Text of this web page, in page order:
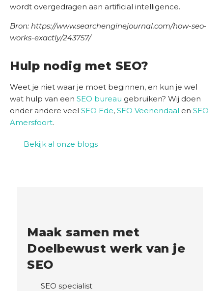
wordt overgedragen aan artificial intelligence.
Bron: https://www.searchenginejournal.com/how-seo-
works-exactly/243757/
Hulp nodig met SEO?
Weet je niet waar je moet beginnen, en kun je wel
wat hulp van een SEO bureau gebruiken? Wij doen
onder andere veel SEO Ede, SEO Veenendaal en SEO
Amersfoort.
Maak samen met
Doelbewust werk van je
SEO
SEO specialist
Bekijk al onze blogs